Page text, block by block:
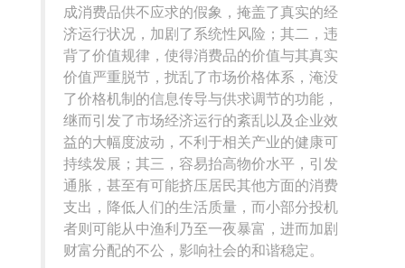
成消费品供不应求的假象，掩盖了真实的经
济运行状况，加剧了系统性风险；其二，违
背了价值规律，使得消费品的价值与其真实
价值严重脱节，扰乱了市场价格体系，淹没
了价格机制的信息传导与供求调节的功能，
继而引发了市场经济运行的紊乱以及企业效
益的大幅度波动，不利于相关产业的健康可
持续发展；其三，容易抬高物价水平，引发
通胀，甚至有可能挤压居民其他方面的消费
支出，降低人们的生活质量，而小部分投机
者则可能从中渔利乃至一夜暴富，进而加剧
财富分配的不公，影响社会的和谐稳定。